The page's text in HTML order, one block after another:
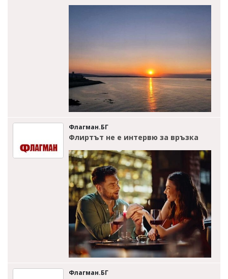
Флагман.БГ
Флиртът не е интервю за връзка
Флагман.БГ